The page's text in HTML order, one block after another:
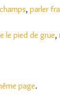
, parler
le pied de grue,
page.